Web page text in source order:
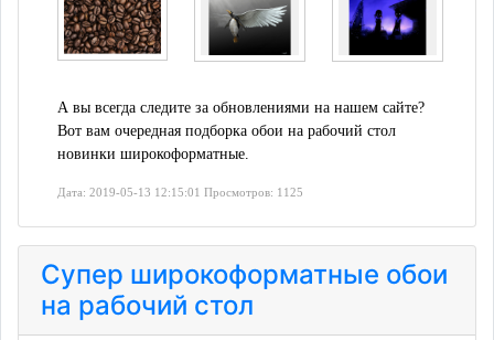
А вы всегда следите за обновлениями на нашем сайте?
Вот вам очередная подборка обои на рабочий стол
новинки широкоформатные.
Дата: 2019-05-13 12:15:01 Просмотров: 1125
Супер широкоформатные обои
на рабочий стол